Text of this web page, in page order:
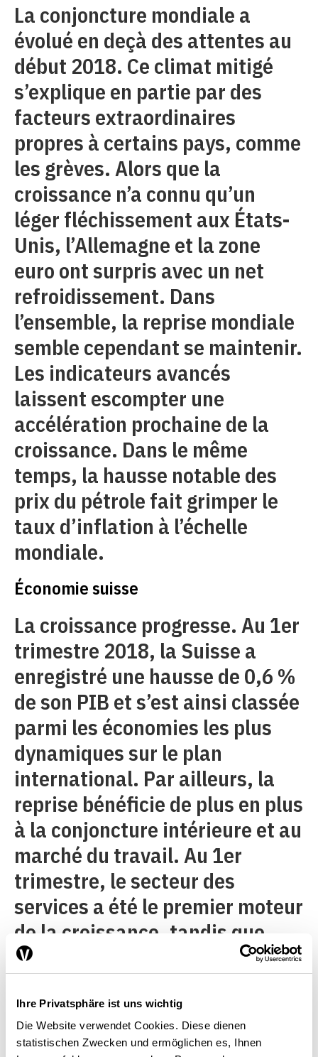
Ihre Privatsphäre ist uns wichtig
Die Website verwendet Cookies. Diese dienen
statistischen Zwecken und ermöglichen es, Ihnen
La conjoncture mondiale a
évolué en deçà des attentes au
début 2018. Ce climat mitigé
s’explique en partie par des
facteurs extraordinaires
propres à certains pays, comme
les grèves. Alors que la
croissance n’a connu qu’un
léger fléchissement aux États-
Unis, l’Allemagne et la zone
euro ont surpris avec un net
refroidissement. Dans
l’ensemble, la reprise mondiale
semble cependant se maintenir.
Les indicateurs avancés
laissent escompter une
accélération prochaine de la
croissance. Dans le même
temps, la hausse notable des
prix du pétrole fait grimper le
taux d’inflation à l’échelle
mondiale.
Économie suisse
La croissance progresse. Au 1er
trimestre 2018, la Suisse a
enregistré une hausse de 0,6 %
de son PIB et s’est ainsi classée
parmi les économies les plus
dynamiques sur le plan
international. Par ailleurs, la
reprise bénéficie de plus en plus
à la conjoncture intérieure et au
marché du travail. Au 1er
trimestre, le secteur des
services a été le premier moteur
de la croissance, tandis que
l’emploi a connu un bel essor.
Les entreprises se sont en outre
montrées très enclines à
l’investissement. Selon la